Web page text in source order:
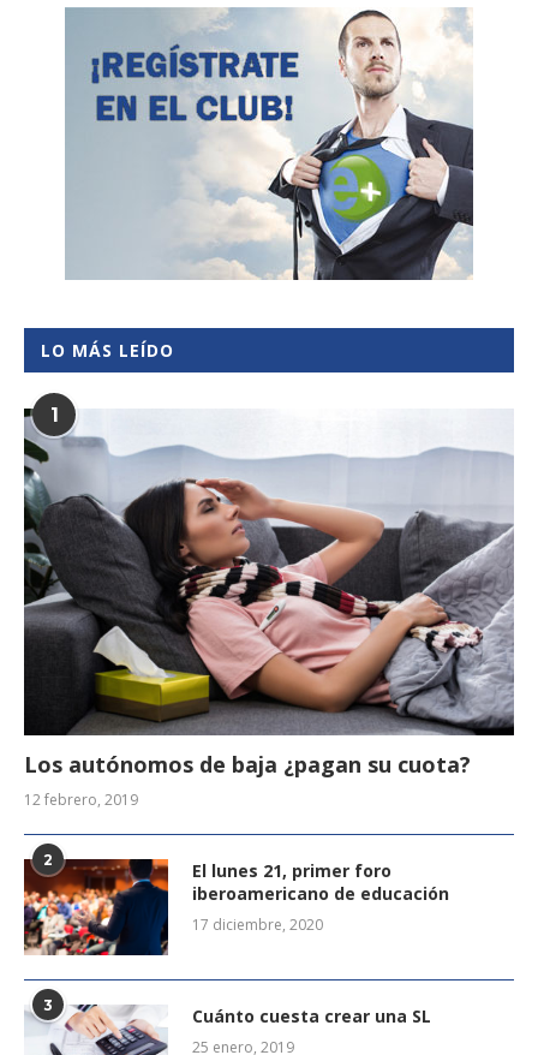
LO MÁS LEÍDO
1
Los autónomos de baja ¿pagan su cuota?
12 febrero, 2019
2
El lunes 21, primer foro
iberoamericano de educación
17 diciembre, 2020
3 Cuánto cuesta crear una SL
25 enero, 2019